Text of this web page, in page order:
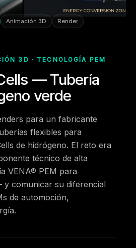
Animación 3D
Render
3D · TECNOLOGÍA PEM
— Tubería
verde
para un fabricante
flexibles para
de hidrógeno. El reto era
técnico de alta
VENA® PEM para
comunicar su diferencial
de automoción,